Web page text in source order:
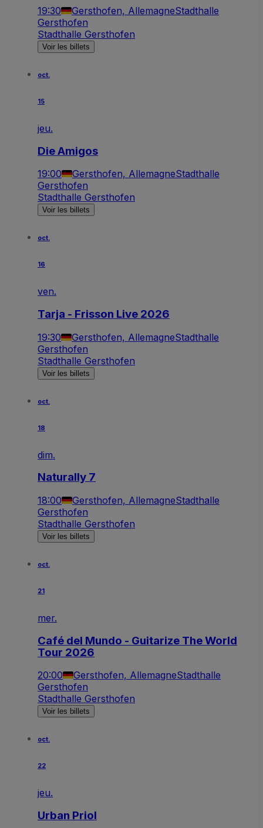
19:30 Gersthofen, AllemagneStadthalle
Gersthofen
Stadthalle Gersthofen
Voir les billets
oct.
15
jeu.
Die Amigos
19:00 Gersthofen, AllemagneStadthalle
Gersthofen
Stadthalle Gersthofen
Voir les billets
oct.
16
ven.
Tarja - Frisson Live 2026
19:30 Gersthofen, AllemagneStadthalle
Gersthofen
Stadthalle Gersthofen
Voir les billets
oct.
18
dim.
Naturally 7
18:00 Gersthofen, AllemagneStadthalle
Gersthofen
Stadthalle Gersthofen
Voir les billets
oct.
21
mer.
Café del Mundo - Guitarize The World
Tour 2026
20:00 Gersthofen, AllemagneStadthalle
Gersthofen
Stadthalle Gersthofen
Voir les billets
oct.
22
jeu.
Urban Priol